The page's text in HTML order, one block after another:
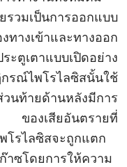
วมเป็นการออกแบบ
ทางเข้าและทางออก
เตาแบบเปิดอย่าง
รณ์ไพโรไลซิสนั้นใช้
นท้ายด้านหลังมีการ
องเสียอันตรายที่
โรไลซิสจะถูกแตก
ซโดยการให้ความ